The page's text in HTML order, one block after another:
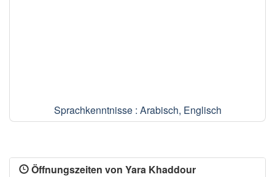
Sprachkenntnisse : Arabisch, Englisch
Öffnungszeiten von Yara Khaddour